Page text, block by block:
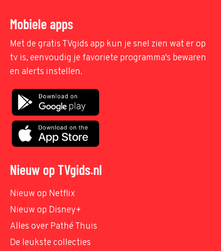
Mobiele apps
Met de gratis TVgids app kun je snel zien wat er op
tv is, eenvoudig je favoriete programma's bewaren
en alerts instellen.
Nieuw op TVgids.nl
Nieuw op Netflix
Nieuw op Disney+
Alles over Pathé Thuis
De leukste collecties